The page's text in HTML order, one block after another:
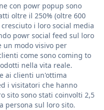
con powr popup sono
oltre il 250% (oltre 600
i loro social media
powr social feed sul loro
un modo visivo per
come sono coming to
nella vita reale.
ai clienti un'ottima
i visitatori che hanno
sito sono stati coinvolti 2,5
persona sul loro sito.